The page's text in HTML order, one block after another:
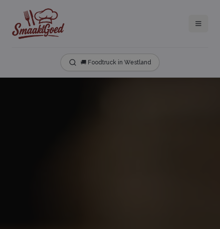
🚚 Foodtruck in Westland